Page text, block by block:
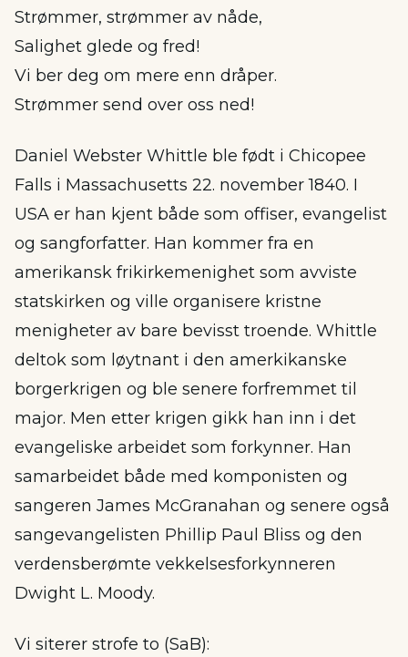
Strømmer, strømmer av nåde,
Salighet glede og fred!
Vi ber deg om mere enn dråper.
Strømmer send over oss ned!
Daniel Webster Whittle ble født i Chicopee
Falls i Massachusetts 22. november 1840. I
USA er han kjent både som offiser, evangelist
og sangforfatter. Han kommer fra en
amerikansk frikirkemenighet som avviste
statskirken og ville organisere kristne
menigheter av bare bevisst troende. Whittle
deltok som løytnant i den amerkikanske
borgerkrigen og ble senere forfremmet til
major. Men etter krigen gikk han inn i det
evangeliske arbeidet som forkynner. Han
samarbeidet både med komponisten og
sangeren James McGranahan og senere også
sangevangelisten Phillip Paul Bliss og den
verdensberømte vekkelsesforkynneren
Dwight L. Moody.
Vi siterer strofe to (SaB):